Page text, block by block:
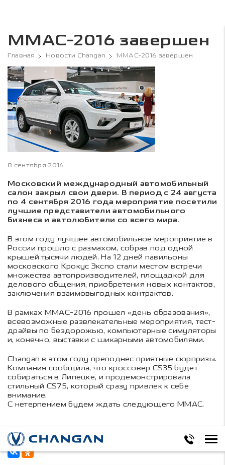
ММАС-2016 завершен
Главная Новости Changan ММАС-2016 завершен
8 сентября 2016
Московский международный автомобильный
салон закрыл свои двери. В период с 24 августа
по 4 сентября 2016 года мероприятие посетили
лучшие представители автомобильного
бизнеса и автолюбители со всего мира.
В этом году лучшее автомобильное мероприятие в
России прошло с размахом, собрав под одной
крышей тысячи людей. На 12 дней павильоны
московского Крокус Экспо стали местом встречи
множества автопроизводителей, площадкой для
делового общения, приобретения новых контактов,
заключения взаимовыгодных контрактов.
В рамках ММАС-2016 прошел «день образования»,
всевозможные развлекательные мероприятия, тест-
драйвы по бездорожью, компьютерные симуляторы
и, конечно, выставки с шикарными автомобилями.
Changan в этом году преподнес приятные сюрпризы.
Компания сообщила, что кроссовер CS35 будет
собираться в Липецке, и продемонстрировала
стильный CS75, который сразу привлек к себе
внимание.
С нетерпением будем ждать следующего ММАС.
Поделиться в соцсетях: